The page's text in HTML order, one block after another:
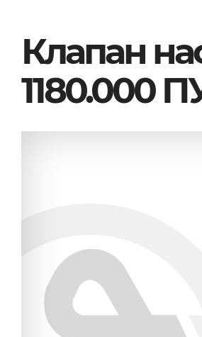
Клапан
1180.000